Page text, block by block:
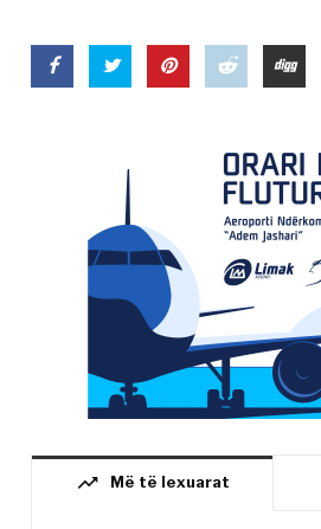
trending_up Më të lexuarat